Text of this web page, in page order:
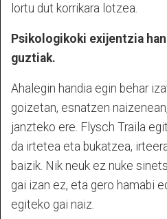
lortu dut korrikara lotzea.
Psikologikoki exijentzia
guztiak.
Ahalegin handia egin behar
goizetan, esnatzen
janzteko ere. Flysch Traila
da irtetea eta bukatzea,
baizik. Nik neuk ez nuke
gai izan ez, eta gero hamabi
egiteko gai naiz.